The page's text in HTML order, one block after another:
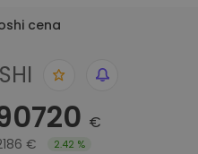
cena
€
€ 2.42 %